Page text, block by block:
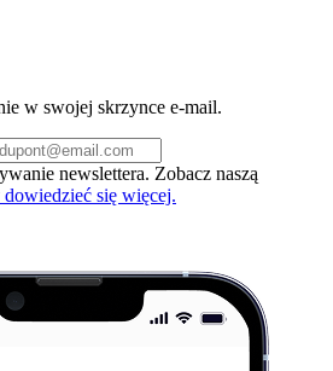
w swojej skrzynce e-mail.
newslettera. Zobacz naszą
się więcej.